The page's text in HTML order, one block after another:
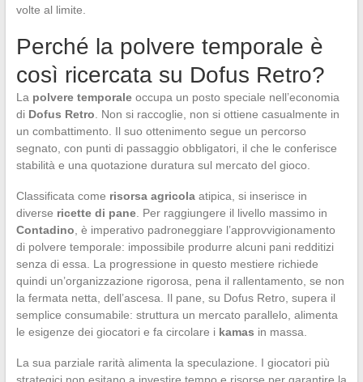
volte al limite.
Perché la polvere temporale è
così ricercata su Dofus Retro?
La polvere temporaleoccupa un posto speciale nell’economia
di Dofus Retro . Non si raccoglie, non si ottiene casualmente in
un combattimento. Il suo ottenimento segue un percorso
segnato, con punti di passaggio obbligatori, il che le conferisce
stabilità e una quotazione duratura sul mercato del gioco.
Classificata come risorsa agricolaatipica, si inserisce in
diverse ricette di pane. Per raggiungere il livello massimo in
Contadino , è imperativo padroneggiare l’approvvigionamento
di polvere temporale: impossibile produrre alcuni pani redditizi
senza di essa. La progressione in questo mestiere richiede
quindi un’organizzazione rigorosa, pena il rallentamento, se non
la fermata netta, dell’ascesa. Il pane, su Dofus Retro, supera il
semplice consumabile: struttura un mercato parallelo, alimenta
le esigenze dei giocatori e fa circolare i kamas in massa.
La sua parziale rarità alimenta la speculazione. I giocatori più